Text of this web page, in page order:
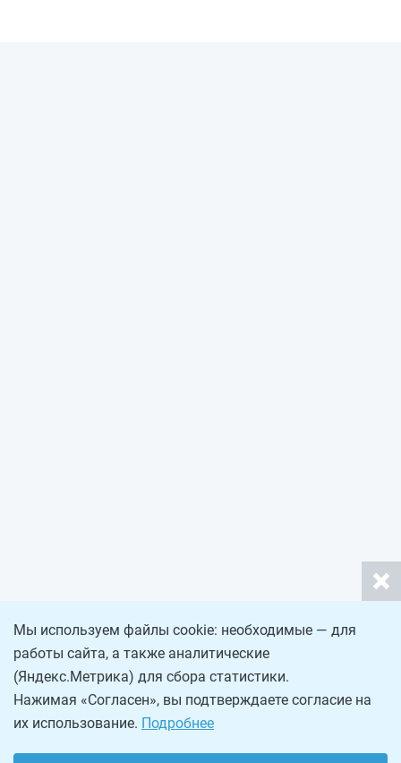
Мы используем файлы cookie: необходимые — для
работы сайта, а также аналитические
(Яндекс.Метрика) для сбора статистики.
Нажимая «Согласен», вы подтверждаете согласие на
их использование. Подробнее